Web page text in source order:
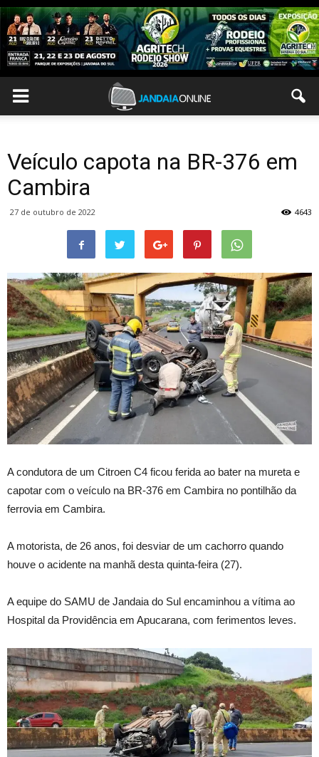
Veículo capota na BR-376 em
Cambira
27 de outubro de 2022 4643
A condutora de um Citroen C4 ficou ferida ao bater na mureta e
capotar com o veículo na BR-376 em Cambira no pontilhão da
ferrovia em Cambira.
A motorista, de 26 anos, foi desviar de um cachorro quando
houve o acidente na manhã desta quinta-feira (27).
A equipe do SAMU de Jandaia do Sul encaminhou a vítima ao
Hospital da Providência em Apucarana, com ferimentos leves.